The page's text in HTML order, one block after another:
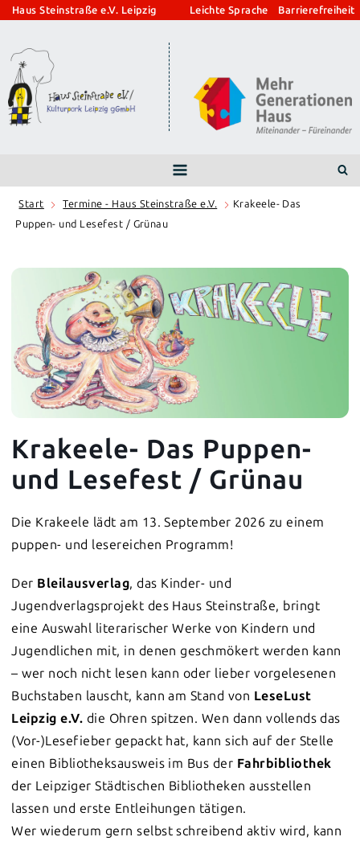
Zum
springen
Haus Steinstraße e.V. Leipzig Leichte Sprache Barrierefreiheit
Start Termine - Haus Steinstraße e.V.
Krakeele- Das
Puppen- und Lesefest / Grünau
Krakeele- Das Puppen-
und Lesefest / Grünau
Die Krakeele lädt am 13. September 2026 zu einem
puppen- und lesereichen Programm!
Der Bleilausverlag, das Kinder- und
Jugendverlagsprojekt des Haus Steinstraße, bringt
eine Auswahl literarischer Werke von Kindern und
Jugendlichen mit, in denen geschmökert werden kann
– wer noch nicht lesen kann oder lieber vorgelesenen
Buchstaben lauscht, kann am Stand von LeseLust
Leipzig e.V. die Ohren spitzen. Wen dann vollends das
(Vor-)Lesefieber gepackt hat, kann sich auf der Stelle
einen Bibliotheksausweis im Bus der Fahrbibliothek
der Leipziger Städtischen Bibliotheken ausstellen
lassen und erste Entleihungen tätigen.
Wer wiederum gern selbst schreibend aktiv wird, kann